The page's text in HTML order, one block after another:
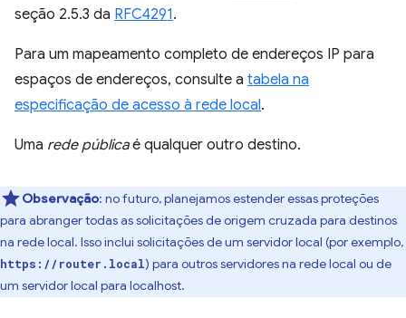
seção 2.5.3 da RFC4291.
Para um mapeamento completo de endereços IP para
espaços de endereços, consulte a tabela na
especificação de acesso à rede local.
Uma rede públicaé qualquer outro destino.
Observação: no futuro, planejamos estender essas proteções
para abranger todas as solicitações de origem cruzada para destinos
na rede local. Isso inclui solicitações de um servidor local (por exemplo,
https://router.local) para outros servidores na rede local ou de
um servidor local para localhost.